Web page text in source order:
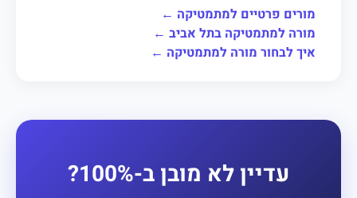
מורים פרטיים למתמטיקה ←
מורה למתמטיקה בתל אביב ←
איך לבחור מורה למתמטיקה ←
עדיין לא מובן ב-100%?